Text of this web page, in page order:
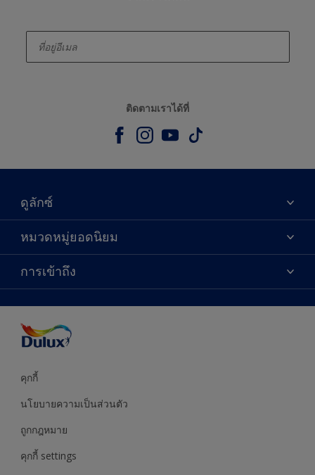
ติดตามเราได้ที่
ดูลักซ์
เกี่ยวกับดูลักซ์
ติดต่อเรา
ค้นหาร้านค้า
หมวดหมู่ยอดนิยม
ผลิตภัณฑ์
ไอเดียการตกแต่ง
คำแนะนำจากผู้เชี่ยวชาญ
บริการออกแบบสี
การเข้าถึง
คุกกี้
นโยบายความเป็นส่วนตัว
ถูกกฎหมาย
คุกกี้ settings